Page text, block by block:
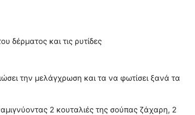
δέρματος και τις ρυτίδες
την μελάγχρωση και τα να φωτίσει ξανά τα
2 κουταλιές της σούπας ζάχαρη, 2